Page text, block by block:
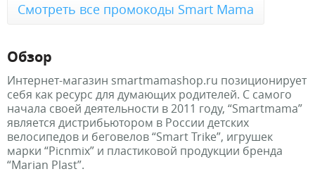
Смотреть все промокоды Smart Mama
Обзор
Интернет-магазин smartmamashop.ru позиционирует
себя как ресурс для думающих родителей. С самого
начала своей деятельности в 2011 году, “Smartmama”
является дистрибьютором в России детских
велосипедов и беговелов “Smart Trike”, игрушек
марки “Picnmix” и пластиковой продукции бренда
“Marian Plast”.